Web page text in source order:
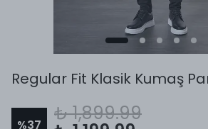
Regular Fit Klasik Kumaş
%37
₺ 1,899.99